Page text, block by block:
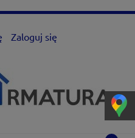
Zaloguj się